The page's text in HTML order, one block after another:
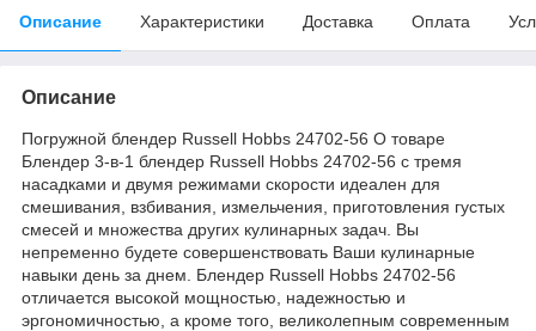
Описание Характеристики Доставка Оплата
Описание
Погружной блендер Russell Hobbs 24702-56 О товаре
Блендер 3-в-1 блендер Russell Hobbs 24702-56 с тремя
насадками и двумя режимами скорости идеален для
смешивания, взбивания, измельчения, приготовления густых
смесей и множества других кулинарных задач. Вы
непременно будете совершенствовать Ваши кулинарные
навыки день за днем. Блендер Russell Hobbs 24702-56
отличается высокой мощностью, надежностью и
эргономичностью, а кроме того, великолепным современным